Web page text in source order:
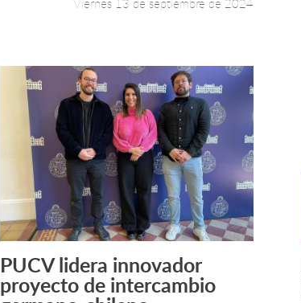
Viernes 13 de septiembre de 2024
Leer más +
PUCV lidera innovador
proyecto de intercambio